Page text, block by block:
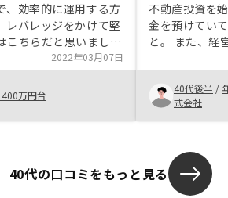
、効率的に運用する方
レバレッジをかけて堅
こちらだと思いまし
熱心で大丈夫かと思い
めたいものなのだとお
た。購入後のサポート
あるだけでないのは
います。
2022年03月07日
万円台
不動産投資を
金を預けてい
と。 また、経
が買えるほど
をおぼえ、貯
えないと思い
い合わせしま
る企業と判断
た。 まだ始め
事ばかりです
40代後半 /
式会社
40代の口コミをもっと見る